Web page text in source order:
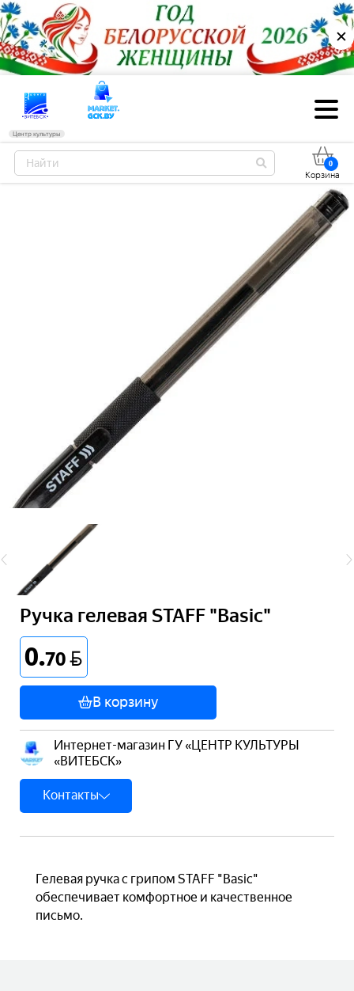
✕
Центр культуры
0
Корзина
Ручка гелевая STAFF "Basic"
0.70BYN
В корзину
Интернет-магазин ГУ «ЦЕНТР КУЛЬТУРЫ
«ВИТЕБСК»
Контакты
Гелевая ручка с грипом STAFF "Basic"
обеспечивает комфортное и качественное
письмо.